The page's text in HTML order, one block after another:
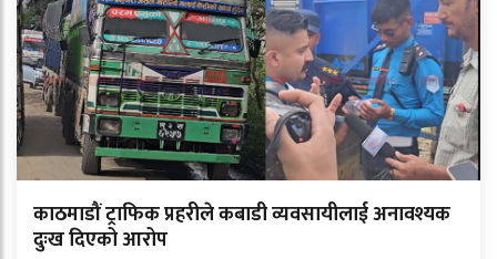
काठमाडौं ट्राफिक प्रहरीले कबाडी व्यवसायीलाई अनावश्यक
दुःख दिएको आरोप